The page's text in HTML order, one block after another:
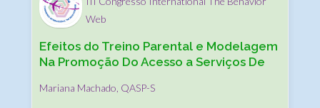
Web
Efeitos do Treino Parental e Modelagem
Na Promoção Do Acesso a Serviços De
Mariana Machado, QASP-S